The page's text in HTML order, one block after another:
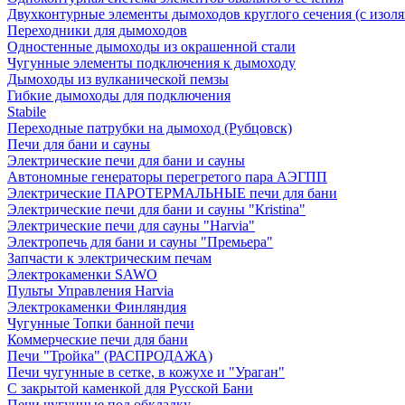
Двухконтурные элементы дымоходов круглого сечения (с
Переходники для дымоходов
Одностенные дымоходы из окрашенной стали
Чугунные элементы подключения к дымоходу
Дымоходы из вулканической пемзы
Гибкие дымоходы для подключения
Stabile
Переходные патрубки на дымоход (Рубцовск)
Печи для бани и сауны
Электрические печи для бани и сауны
Автономные генераторы перегретого пара АЭГПП
Электрические ПАРОТЕРМАЛЬНЫЕ печи для бани
Электрические печи для бани и сауны "Кristina"
Электрические печи для сауны "Harvia"
Электропечь для бани и сауны "Премьера"
Запчасти к электрическим печам
Электрокаменки SAWO
Пульты Управления Harvia
Электрокаменки Финляндия
Чугунные Топки банной печи
Коммерческие печи для бани
Печи "Тройка" (РАСПРОДАЖА)
Печи чугунные в сетке, в кожухе и "Ураган"
С закрытой каменкой для Русской Бани